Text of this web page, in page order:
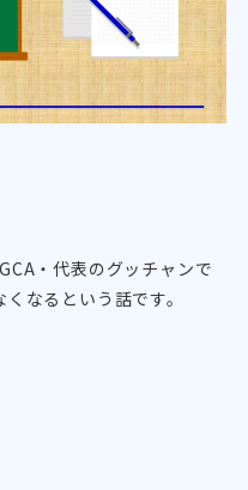
・代表のグッチャンで
なるという話です。